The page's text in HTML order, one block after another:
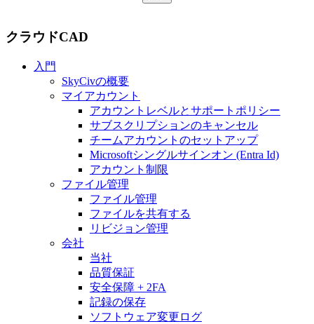
クラウドCAD
入門
SkyCivの概要
マイアカウント
アカウントレベルとサポートポリシー
サブスクリプションのキャンセル
チームアカウントのセットアップ
Microsoftシングルサインオン (Entra Id)
アカウント制限
ファイル管理
ファイル管理
ファイルを共有する
リビジョン管理
会社
当社
品質保証
安全保障 + 2FA
記録の保存
ソフトウェア変更ログ